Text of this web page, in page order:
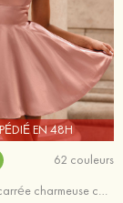
EN 48H
62 couleurs